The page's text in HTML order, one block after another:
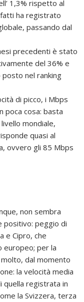
1,3% rispetto al
ha registrato
passando dal
precedenti è stato
del 36% e
nel ranking
di picco, i Mbps
poca cosa: basta
mondiale,
quasi al
ovvero gli 85 Mbps
non sembra
positivo: peggio di
e Cipro, che
europeo; per la
dal momento
la velocità media
quella registrata in
la Svizzera, terza